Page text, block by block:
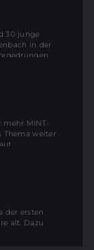
30 junge
in der
mehr MINT-
Thema weiter
der ersten
alt. Dazu